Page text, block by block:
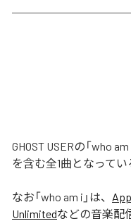
GHOST USERの「who
を含む全1曲となってい
なお「who am i 」は、
Unlimitedなどの音楽配